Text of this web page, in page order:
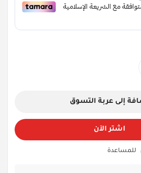
إلى عربة التسوق
اشتر الآن
للمساعدة